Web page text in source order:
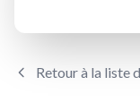
Retour à la liste